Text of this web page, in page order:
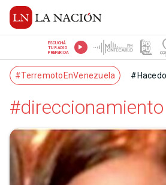
ESCUCHÁ
TU RADIO
PREFERIDA
#TerremotoEnVenezuela
#direccionamiento